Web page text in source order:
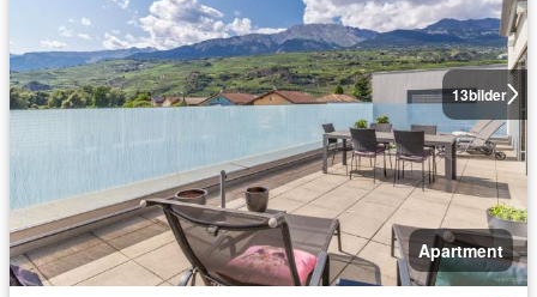
13bilder
Apartment